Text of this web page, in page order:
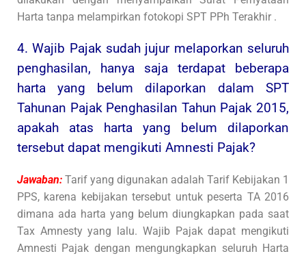
Harta tanpa melampirkan fotokopi SPT PPh Terakhir .
4. Wajib Pajak sudah jujur melaporkan seluruh
penghasilan, hanya saja terdapat beberapa
harta yang belum dilaporkan dalam SPT
Tahunan Pajak Penghasilan Tahun Pajak 2015,
apakah atas harta yang belum dilaporkan
tersebut dapat mengikuti Amnesti Pajak?
Jawaban: Tarif yang digunakan adalah Tarif Kebijakan 1
PPS, karena kebijakan tersebut untuk peserta TA 2016
dimana ada harta yang belum diungkapkan pada saat
Tax Amnesty yang lalu. Wajib Pajak dapat mengikuti
Amnesti Pajak dengan mengungkapkan seluruh Harta